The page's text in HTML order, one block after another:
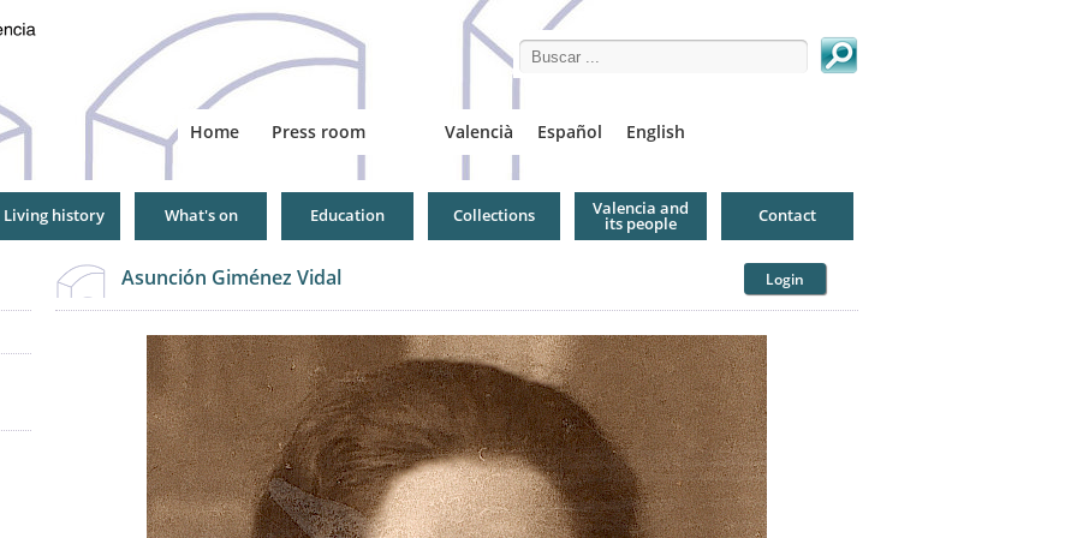
Search this site
Valencià Español English
Home Press room
Living history What's on Education Collections Valencia and
its people Contact
Asunción Giménez Vidal Login